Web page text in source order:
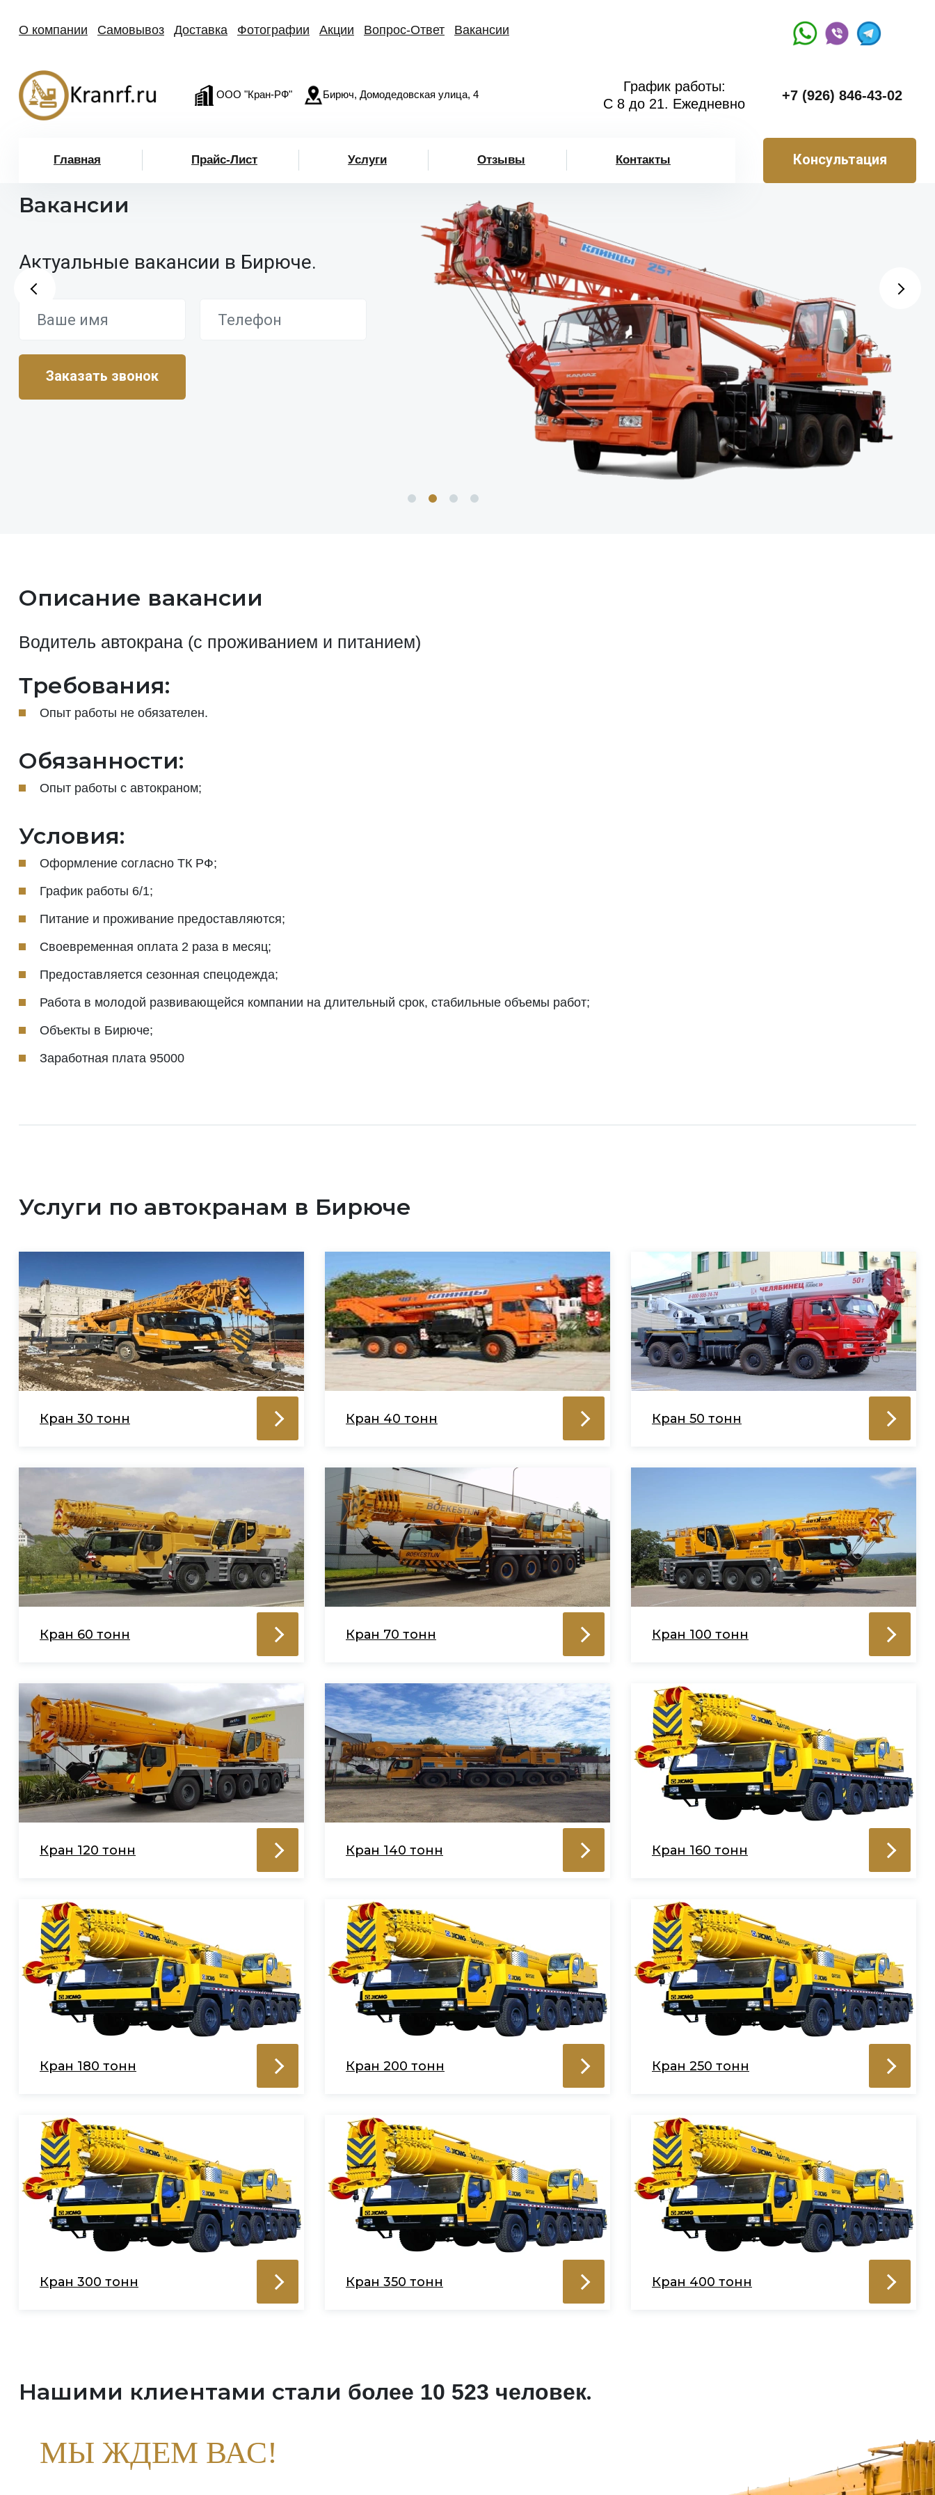
О компании Самовывоз Доставка Фотографии Акции Вопрос-Ответ Вакансии
ООО "Кран-РФ" Бирюч, Домодедовская улица, 4
График работы:
С 8 до 21. Ежедневно
+7 (926) 846-43-02
Главная Прайс-Лист Услуги Отзывы Контакты Консультация
Вакансии
Актуальные вакансии в Бирюче.
Описание вакансии
Водитель автокрана (с проживанием и питанием)
Требования:
Опыт работы не обязателен.
Обязанности:
Опыт работы с автокраном;
Условия:
Оформление согласно ТК РФ;
График работы 6/1;
Питание и проживание предоставляются;
Своевременная оплата 2 раза в месяц;
Предоставляется сезонная спецодежда;
Работа в молодой развивающейся компании на длительный срок, стабильные объемы работ;
Объекты в Бирюче;
Заработная плата 95000
Услуги по автокранам в Бирюче
Кран 30 тонн Кран 40 тонн Кран 50 тонн
Кран 60 тонн Кран 70 тонн Кран 100 тонн
Кран 120 тонн Кран 140 тонн Кран 160 тонн
Кран 180 тонн Кран 200 тонн Кран 250 тонн
Кран 300 тонн Кран 350 тонн Кран 400 тонн
Нашими клиентами стали более 10 523 человек.
МЫ ЖДЕМ ВАС!